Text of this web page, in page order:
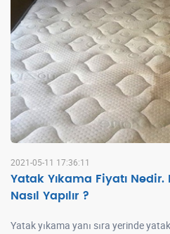
2021-05-11 17:36:11
Yatak Yıkama Fiyatı
Nasıl Yapılır ?
Yatak yıkama yanı sıra yerinde